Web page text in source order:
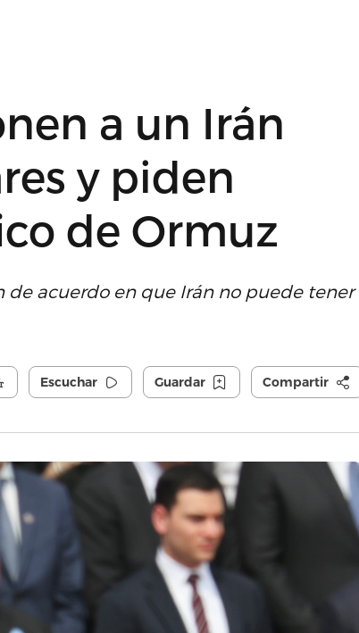
a un Irán
y piden
de Ormuz
de acuerdo en que Irán no puede tener
Escuchar Guardar Compartir